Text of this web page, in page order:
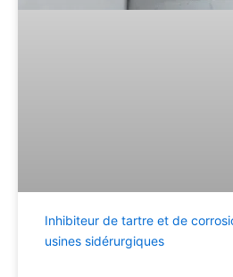
Inhibiteur de tartre et de
usines sidérurgiques